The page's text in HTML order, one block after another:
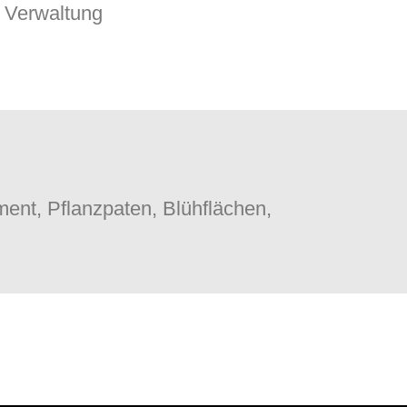
Verwaltung
Pflanzpaten, Blühflächen,